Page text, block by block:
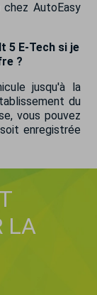
AutoEasy
5 E-Tech si je
?
jusqu'à la
du
vous pouvez
enregistrée
LA